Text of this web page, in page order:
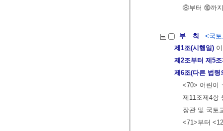
⑧부터 ⑩까
부 칙
<국
제1조(시행일)
제2조부터 제5
제6조(다른 법령
<70> 어린이
제11조제4항
장관 및 국토
<71>부터